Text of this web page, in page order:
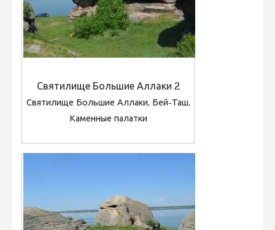
Святилище Большие Аллаки 2
Святилище Большие Аллаки, Бей-Таш,
Каменные палатки